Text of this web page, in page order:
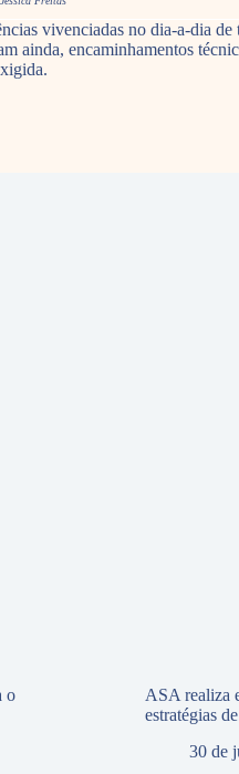
vivenciadas no dia-a-dia
ainda, encaminhamentos
o
ASA realiza
estratégias
30 de